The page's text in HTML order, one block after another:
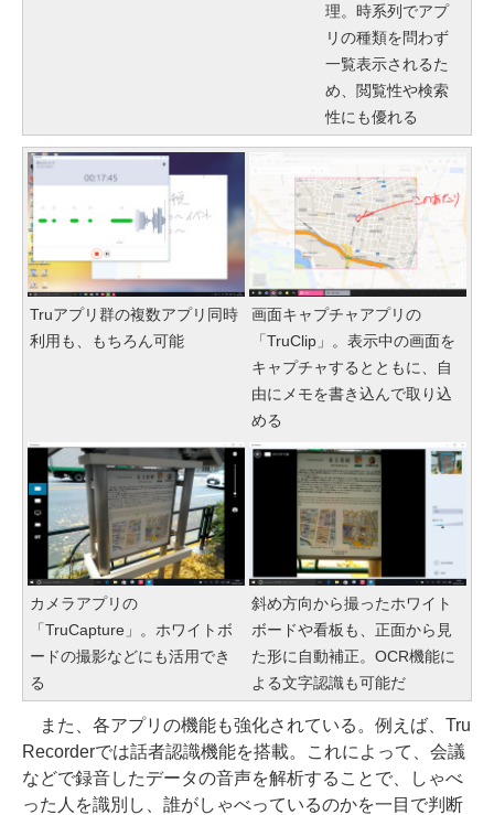
理。時系列でアプ
リの種類を問わず
一覧表示されるた
め、閲覧性や検索
性にも優れる
Truアプリ群の複数アプリ同時
利用も、もちろん可能
画面キャプチャアプリの
「TruClip」。表示中の画面を
キャプチャするとともに、自
由にメモを書き込んで取り込
める
カメラアプリの
「TruCapture」。ホワイトボ
ードの撮影などにも活用でき
る
斜め方向から撮ったホワイト
ボードや看板も、正面から見
た形に自動補正。OCR機能に
よる文字認識も可能だ
また、各アプリの機能も強化されている。例えば、Tru
Recorderでは話者認識機能を搭載。これによって、会議
などで録音したデータの音声を解析することで、しゃべ
った人を識別し、誰がしゃべっているのかを一目で判断